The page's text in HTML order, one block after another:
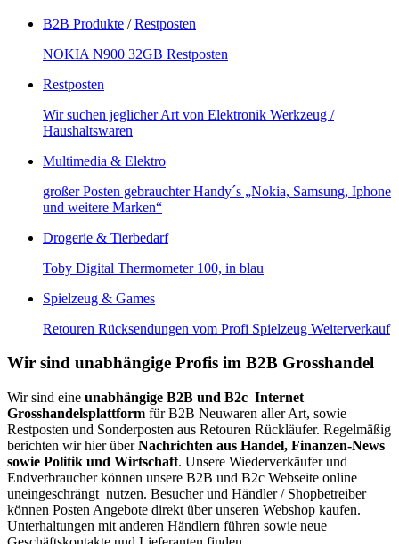
B2B Produkte /Restposten
NOKIA N900 32GB Restposten
Restposten
Wir suchen jeglicher Art von Elektronik Werkzeug /
Haushaltswaren
Multimedia & Elektro
großer Posten gebrauchter Handy´s „Nokia, Samsung, Iphone
und weitere Marken“
Drogerie & Tierbedarf
Toby Digital Thermometer 100, in blau
Spielzeug & Games
Retouren Rücksendungen vom Profi Spielzeug Weiterverkauf
Wir sind unabhängige Profis im B2B Grosshandel
Wir sind eine unabhängige B2B und B2c Internet
Grosshandelsplattform für B2B Neuwaren aller Art, sowie
Restposten und Sonderposten aus Retouren Rückläufer. Regelmäßig
berichten wir hier überNachrichten aus Handel, Finanzen-News
sowie Politik und Wirtschaft. Unsere Wiederverkäufer und
Endverbraucher können unsere B2B und B2c Webseite online
uneingeschrängt nutzen. Besucher und Händler / Shopbetreiber
können Posten Angebote direkt über unseren Webshop kaufen.
Unterhaltungen mit anderen Händlern führen sowie neue